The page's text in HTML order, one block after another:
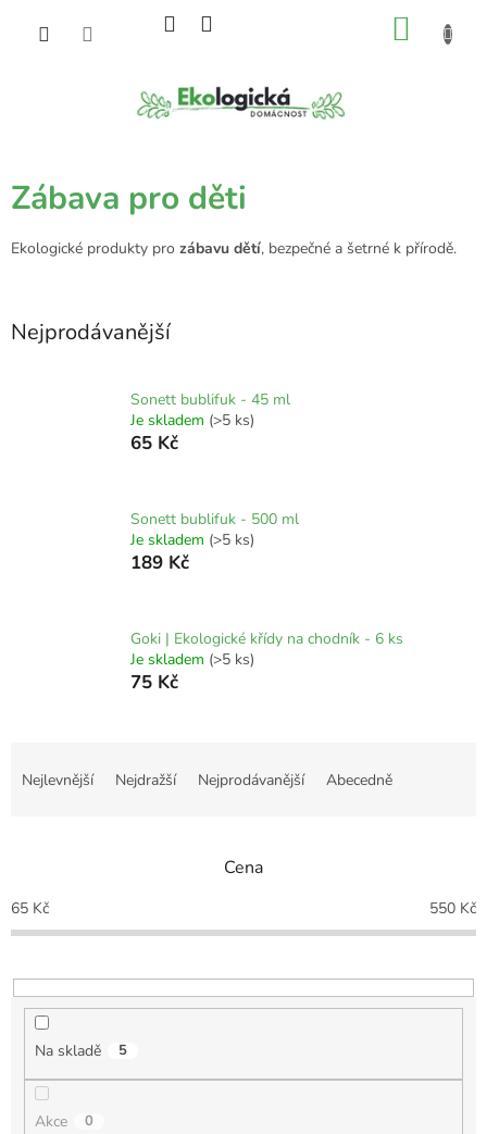
Zábava pro děti
Ekologické produkty pro zábavu dětí, bezpečné a šetrné k přírodě.
Nejprodávanější
Sonett bublifuk - 45 ml
Je skladem (>5 ks)
65 Kč
Sonett bublifuk - 500 ml
Je skladem (>5 ks)
189 Kč
Goki | Ekologické křídy na chodník - 6 ks
Je skladem (>5 ks)
75 Kč
p
r
o
u
Nejlevnější Nejdražší Nejprodávanější Abecedně
Cena
65 Kč 550 Kč
Na skladě 5
Akce 0